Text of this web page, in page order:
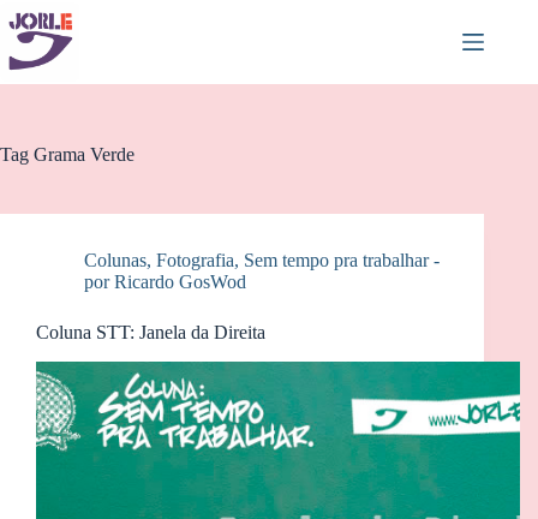
Pular
para
conteúdo
Tag Grama Verde
Colunas, Fotografia, Sem tempo pra trabalhar -
por Ricardo GosWod
Coluna STT: Janela da Direita